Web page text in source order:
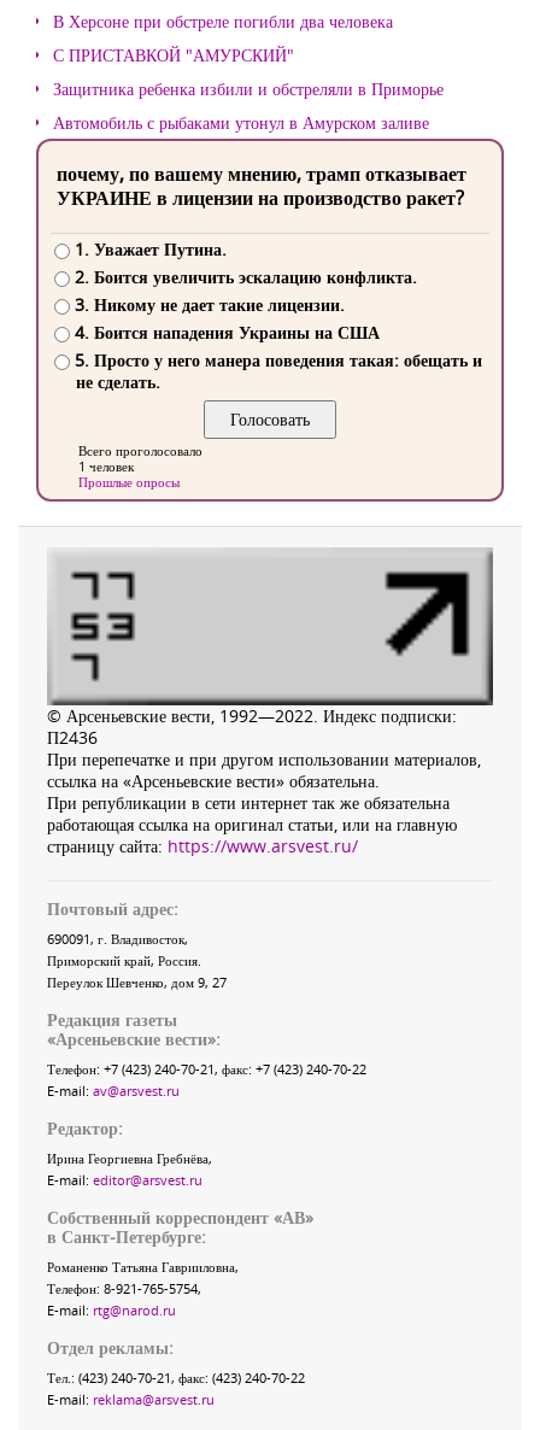
В Херсоне при обстреле погибли два человека
С ПРИСТАВКОЙ "АМУРСКИЙ"
Защитника ребенка избили и обстреляли в Приморье
Автомобиль с рыбаками утонул в Амурском заливе
почему, по вашему мнению, трамп отказывает
УКРАИНЕ в лицензии на производство ракет?
1. Уважает Путина.
2. Боится увеличить эскалацию конфликта.
3. Никому не дает такие лицензии.
4. Боится нападения Украины на США
5. Просто у него манера поведения такая: обещать и
не сделать.
Всего проголосовало
1 человек
Прошлые опросы
© Арсеньевские вести, 1992—2022. Индекс подписки:
П2436
При перепечатке и при другом использовании материалов,
ссылка на «Арсеньевские вести» обязательна.
При републикации в сети интернет так же обязательна
работающая ссылка на оригинал статьи, или на главную
страницу сайта: https://www.arsvest.ru/
Почтовый адрес:
690091, г. Владивосток,
Приморский край, Россия
Переулок Шевченко, дом 9, 27
Редакция газеты
«Арсеньевские вести»:
Телефон: +7 (423) 240-70-21, факс: +7 (423) 240-70-22
E-mail: av@arsvest.ru
Редактор:
Ирина Георгиевна Гребнёва,
E-mail: editor@arsvest.ru
Собственный корреспондент «АВ»
в Санкт-Петербурге:
Романенко Татьяна Гаврииловна,
Телефон: 8-921-765-5754,
E-mail: rtg@narod.ru
Отдел рекламы:
Тел.: (423) 240-70-21, факс: (423) 240-70-22
E-mail: reklama@arsvest.ru